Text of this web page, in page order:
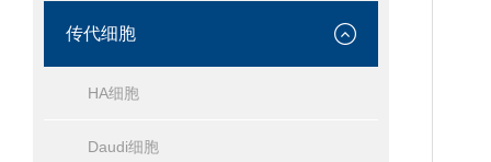
传代细胞
HA细胞
Daudi细胞